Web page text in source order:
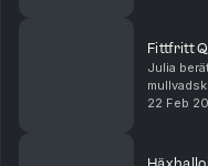
Fittfritt
Julia
22 Feb